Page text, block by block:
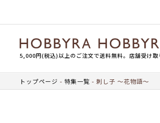
5,000円(税込)以上のご注文で送料無料。店舗受け取
トップページ 特集一覧 刺し子 ～花物語～